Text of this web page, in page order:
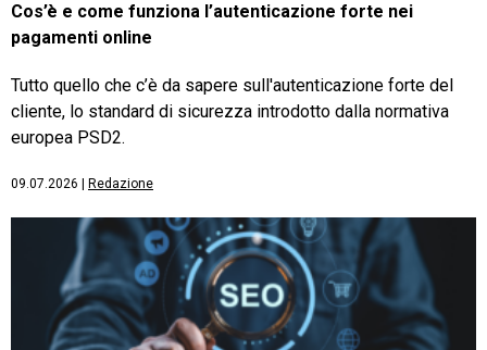
Cos’è e come funziona l’autenticazione forte nei
pagamenti online
Tutto quello che c’è da sapere sull'autenticazione forte del
cliente, lo standard di sicurezza introdotto dalla normativa
europea PSD2.
09.07.2026 Redazione